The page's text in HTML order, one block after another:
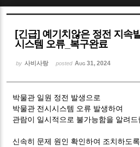
[긴급] 예기치않은 정전 지속
시스템 오류_복구완료
by 사비사랑 posted Aug 31, 2024
박물관 일원 정전 발생으로
박물관 전시시스템 오류 발생하여
관람이 일시적으로 불가능함을 알려드
신속히 문제 원인 확인하여 조치하도
Sketchbook5, 스케
Sketchbook5, 스케